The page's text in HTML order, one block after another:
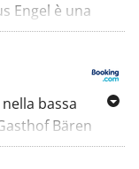
Engel è una
familiare,
caratterizzate
via cavo, radio
bassa
Bären
terrazza,